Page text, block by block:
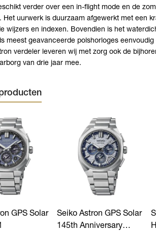
verder over een in-flight mode en de
Het uurwerk is duurzaam afgewerkt met een
wijzers en indexen. Bovendien is het
meest geavanceerde polshorloges
verdeler leveren wij met zorg ook de
van drie jaar mee.
GPS Solar
Seiko Astron GPS Solar
145th Anniversary